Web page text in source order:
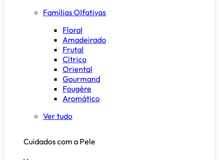
Famílias Olfativas
Floral
Amadeirado
Frutal
Cítrico
Oriental
Gourmand
Fougère
Aromático
Ver tudo
Cuidados com a Pele